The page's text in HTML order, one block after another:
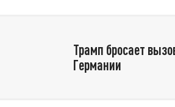
Трамп бросает
Германии